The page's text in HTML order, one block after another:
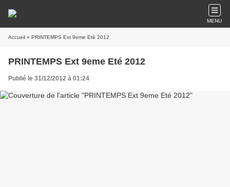
MENU
Accueil » PRINTEMPS Ext 9eme Eté 2012
PRINTEMPS Ext 9eme Eté 2012
Publié le 31/12/2012 à 01:24